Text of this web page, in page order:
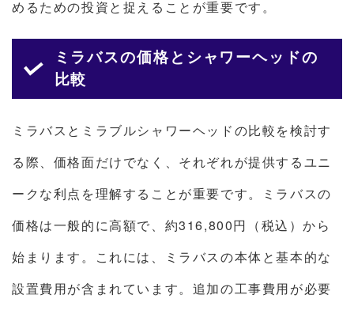
めるための投資と捉えることが重要です。
ミラバスの価格とシャワーヘッドの
比較
ミラバスとミラブルシャワーヘッドの比較を検討す
る際、価格面だけでなく、それぞれが提供するユニ
ークな利点を理解することが重要です。ミラバスの
価格は一般的に高額で、約316,800円（税込）から
始まります。これには、ミラバスの本体と基本的な
設置費用が含まれています。追加の工事費用が必要